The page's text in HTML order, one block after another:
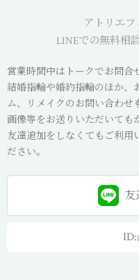
アトリエフ
LINEでの無料相
営業時間中はトークでお問合
結婚指輪や婚約指輪のほか、
ム、リメイクのお問い合わせ
画像等をお送りいただいても
友達追加をしなくてもご利用
ださい。
友